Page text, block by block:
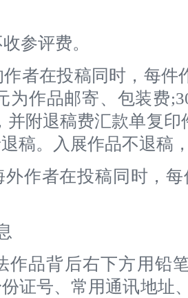
参评费。
作者在投稿同时，每件
为作品邮寄、包装费
并附退稿费汇款单复
稿。入展作品不退稿
外作者在投稿同时，
作品背后右下方用铅
证号、常用通讯地址